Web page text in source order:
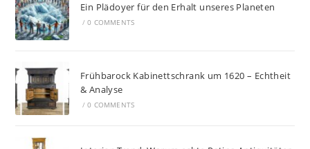
Ein Plädoyer für den Erhalt unseres Planeten
/ 0 COMMENTS
Frühbarock Kabinettschrank um 1620 – Echtheit
& Analyse
/ 0 COMMENTS